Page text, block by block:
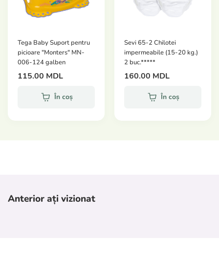
la umiditate, potrivite pentru utilizarea zilnică.
Olita „Whale”cu capac și spătar combină confortul,
funcționalitatea și designul jucăuș, ajutând copilul să
facă primii pași către antrenamentul independent la
toaletă cu încredere și ușurință.
Tega Baby Suport pentru
picioare "Monters" MN-
006-124 galben
115.00 MDL
În coș
Sevi 65-2 Chilotei
impermeabile (15-20 kg.)
2 buc.*****
160.00 MDL
În coș
Anterior ați vizionat